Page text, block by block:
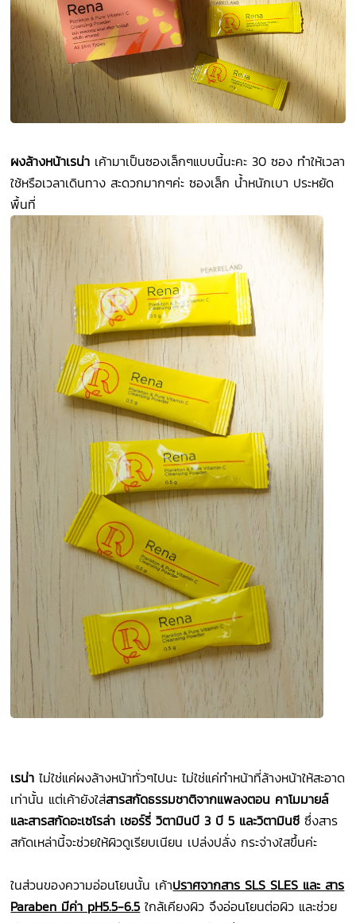
ผงล้างหน้าเรน่า เค้ามาเป็นซองเล็กๆแบบนี้นะคะ 30 ซอง ทำให้เวลา
ใช้หรือเวลาเดินทาง สะดวกมากๆค่ะ ซองเล็ก น้ำหนักเบา ประหยัด
พื้นที่
เรน่า ไม่ใช่แค่ผงล้างหน้าทั่วๆไปนะ ไม่ใช่แค่ทำหน้าที่ล้างหน้าให้สะอาด
เท่านั้น แต่เค้ายังใส่สารสกัดธรรมชาติจากแพลงตอน คาโมมายล์
และสารสกัดอะเซโรล่า เชอร์รี่ วิตามินบี 3 บี 5 และวิตามินซี ซึ่งสาร
สกัดเหล่านี้จะช่วยให้ผิวดูเรียบเนียน เปล่งปลั่ง กระจ่างใสขึ้นค่ะ
ในส่วนของความอ่อนโยนนั้น เค้าปราศจากสาร SLS SLES และ สาร
Paraben มีค่า pH5.5-6.5 ใกล้เคียงผิว จึงอ่อนโยนต่อผิว และช่วย